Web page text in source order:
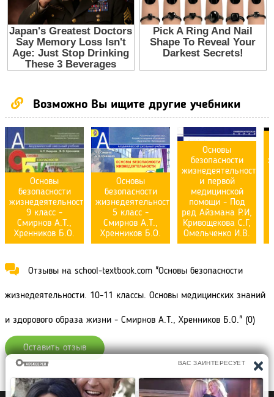
Возможно Вы ищите другие учебники
Основы
безопасности
жизнедеятельности.
9 класс -
Смирнов А.Т.,
Хренников Б.О.
Основы
безопасности
жизнедеятельности.
5 класс -
Смирнов А.Т.,
Хренников Б.О.
Основы
безопасности
жизнедеятельности
и первой
медицинской
помощи - Под
ред Айзмана Р.И,
Кривощекова С.Г,
Омельченко И.В.
Отзывы на school-textbook.com "Основы безопасности
жизнедеятельности. 10-11 классы. Основы медицинских знаний
и здорового образа жизни - Смирнов А.Т., Хренников Б.О." (0)
Оставить отзыв